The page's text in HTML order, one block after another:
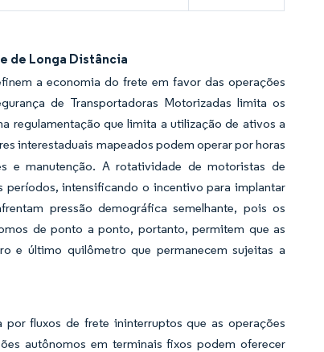
de Longa Distância
a economia do frete em favor das operações
de Transportadoras Motorizadas limita os
regulamentação que limita a utilização de ativos a
interestaduais mapeados podem operar por horas
e manutenção. A rotatividade de motoristas de
períodos, intensificando o incentivo para implantar
pressão demográfica semelhante, pois os
de ponto a ponto, portanto, permitem que as
e último quilômetro que permanecem sujeitas a
fluxos de frete ininterruptos que as operações
autônomos em terminais fixos podem oferecer